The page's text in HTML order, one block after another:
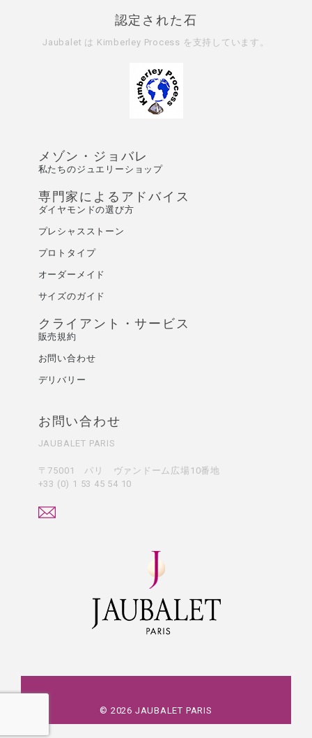
認定された石
Jaubalet は Kimberley Process を支持しています。
メゾン・ジョバレ
私たちのジュエリーショップ
専門家によるアドバイス
ダイヤモンドの選び方
プレシャスストーン
プロトタイプ
オーダーメイド
サイズのガイド
クライアント・サービス
販売規約
お問い合わせ
デリバリー
お問い合わせ
JAUBALET PARIS
〒75001 パリ ヴァンドーム広場10番地
+33 (0) 1 53 45 54 10
© 2026 JAUBALET PARIS